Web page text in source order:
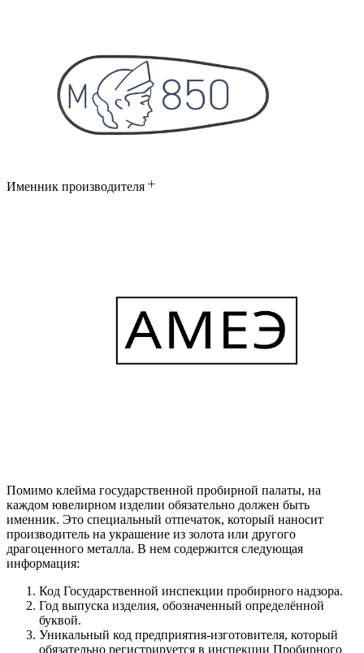
Именник производителя
Помимо клейма государственной пробирной палаты, на
каждом ювелирном изделии обязательно должен быть
именник. Это специальный отпечаток, который наносит
производитель на украшение из золота или другого
драгоценного металла. В нем содержится следующая
информация:
Код Государственной инспекции пробирного надзора.
Год выпуска изделия, обозначенный определённой
буквой.
Уникальный код предприятия-изготовителя, который
обязательно регистрируется в инспекции Пробирного